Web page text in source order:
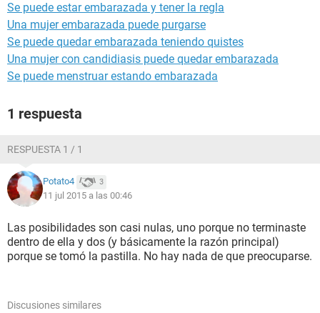
Se puede estar embarazada y tener la regla
Una mujer embarazada puede purgarse
Se puede quedar embarazada teniendo quistes
Una mujer con candidiasis puede quedar embarazada
Se puede menstruar estando embarazada
1 respuesta
RESPUESTA 1 / 1
Potato4 3
11 jul 2015 a las 00:46
Las posibilidades son casi nulas, uno porque no terminaste
dentro de ella y dos (y básicamente la razón principal)
porque se tomó la pastilla. No hay nada de que preocuparse.
Discusiones similares